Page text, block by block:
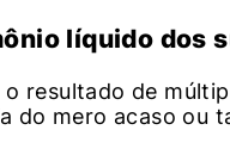
líquido dos
resultado de
do mero acaso ou